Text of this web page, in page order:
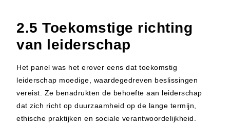
2.5 Toekomstige richting
van leiderschap
Het panel was het erover eens dat toekomstig
leiderschap moedige, waardegedreven beslissingen
vereist. Ze benadrukten de behoefte aan leiderschap
dat zich richt op duurzaamheid op de lange termijn,
ethische praktijken en sociale verantwoordelijkheid.